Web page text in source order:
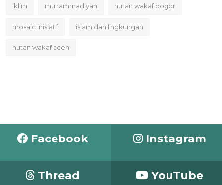
iklim muhammadiyah hutan wakaf bogor
mosaic inisiatif islam dan lingkungan
hutan wakaf aceh
Facebook Instagram
Thread YouTube